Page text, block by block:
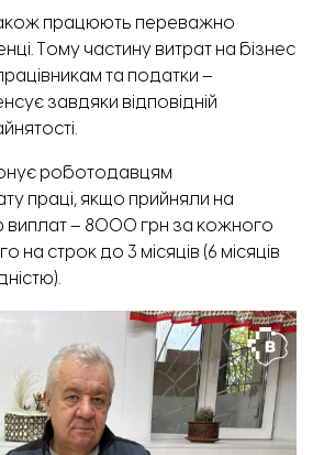
працюють переважно
Тому частину витрат на бізнес
та податки –
завдяки відповідній
роботодавцям
праці, якщо прийняли на
виплат – 8000 грн за кожного
строк до 3 місяців (6 місяців